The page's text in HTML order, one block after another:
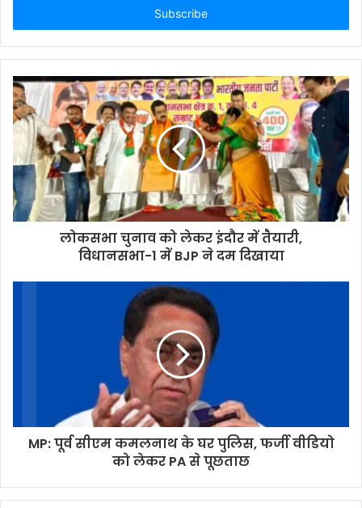
लोकसभा चुनाव को लेकर इंदौर में तैयारी,
विधानसभा-1 में BJP ने दम दिखाया
MP: पूर्व सीएम कमलनाथ के घर पुलिस, फर्जी वीडियो
को लेकर PA से पूछताछ